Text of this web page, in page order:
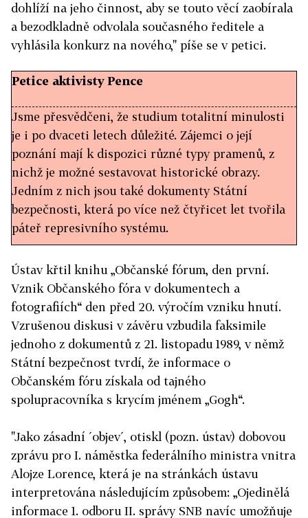
dohlíží na jeho činnost, aby se touto věcí zaobírala
a bezodkladně odvolala současného ředitele a
vyhlásila konkurz na nového," píše se v petici.
Petice aktivisty Pence
Jsme přesvědčeni, že studium totalitní minulosti
je i po dvaceti letech důležité. Zájemci o její
poznání mají k dispozici různé typy pramenů, z
nichž je možné sestavovat historické obrazy.
Jedním z nich jsou také dokumenty Státní
bezpečnosti, která po více než čtyřicet let tvořila
páteř represivního systému.
Ústav pro studium totalitních režimů vydal při
příležitosti dvacátého výročí vzniku Občanského
fóra knihu, kde je dokumentován jeho vznik. Jako
zásadní „objev“ otiskl dobovou zprávu pro I.
náměstka federálního ministra vnitra Alojze
Lorence z 21. listopadu 1989, která je na stránkách
ústavu interpretována následujícím způsobem:
„Ojedinělá informace 1. odboru II. správy SNB navíc
umožňuje identifikaci jednoho z důležitých
informačních zdrojů totalitní moci o rané fázi
vývoje Občanského fóra.“ V denním tisku byl pak
ještě před vydáním knihy „identifikován“ jako
tento informátor výtvarník Joska Skalník.
Ústav křtil knihu „Občanské fórum, den první.
Vznik Občanského fóra v dokumentech a
fotografiích“ den před 20. výročím vzniku hnutí.
Vzrušenou diskusi v závěru vzbudila faksimile
jednoho z dokumentů z 21. listopadu 1989, v němž
Státní bezpečnost tvrdí, že informace o
Občanském fóru získala od tajného
spolupracovníka s krycím jménem „Gogh“.
"Jako zásadní ´objev´, otiskl (pozn. ústav) dobovou
zprávu pro I. náměstka federálního ministra vnitra
Alojze Lorence, která je na stránkách ústavu
interpretována následujícím způsobem: „Ojedinělá
informace 1. odboru II. správy SNB navíc umožňuje